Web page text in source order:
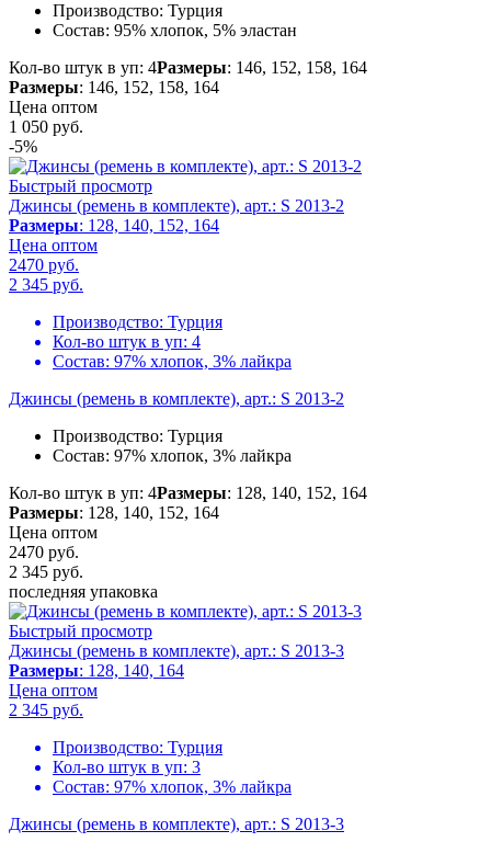
Производство: Турция
Состав: 95% хлопок, 5% эластан
Кол-во штук в уп: 4Размеры: 146, 152, 158, 164
Размеры: 146, 152, 158, 164
Цена оптом
1 050 руб.
-5%
Быстрый просмотр
Джинсы (ремень в комплекте), арт.: S 2013-2
Размеры: 128, 140, 152, 164
Цена оптом
2470 руб.
2 345 руб.
Производство: Турция
Кол-во штук в уп: 4
Состав: 97% хлопок, 3% лайкра
Джинсы (ремень в комплекте), арт.: S 2013-2
Производство: Турция
Состав: 97% хлопок, 3% лайкра
Кол-во штук в уп: 4Размеры: 128, 140, 152, 164
Размеры: 128, 140, 152, 164
Цена оптом
2470 руб.
2 345 руб.
последняя упаковка
Быстрый просмотр
Джинсы (ремень в комплекте), арт.: S 2013-3
Размеры: 128, 140, 164
Цена оптом
2 345 руб.
Производство: Турция
Кол-во штук в уп: 3
Состав: 97% хлопок, 3% лайкра
Джинсы (ремень в комплекте), арт.: S 2013-3